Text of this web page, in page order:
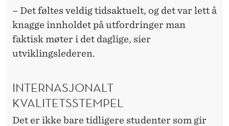
– Det føltes veldig tidsaktuelt, og det var lett å
knagge innholdet på utfordringer man
faktisk møter i det daglige, sier
utviklingslederen.
INTERNASJONALT
KVALITETSSTEMPEL
Det er ikke bare tidligere studenter som gir